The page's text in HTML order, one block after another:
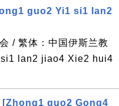
guo2 Yi1 si1 lan2
/ 繁体：中国伊斯兰教
lan2 jiao4 Xie2 hui4
[Zhong1 guo2 Gong4